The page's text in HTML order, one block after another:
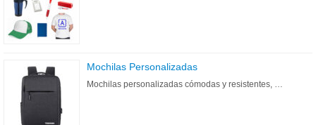
Mochilas Personalizadas
Mochilas personalizadas cómodas y resistentes, …